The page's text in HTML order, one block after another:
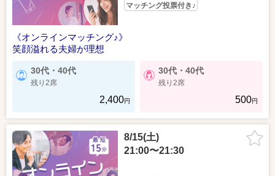
マッチング投票付き♪
《オンラインマッチング♪》
笑顔溢れる夫婦が理想
30代・40代
残り2席
2,400円
30代・40代
残り2席
500円
8/15(土)
21:00〜21:30